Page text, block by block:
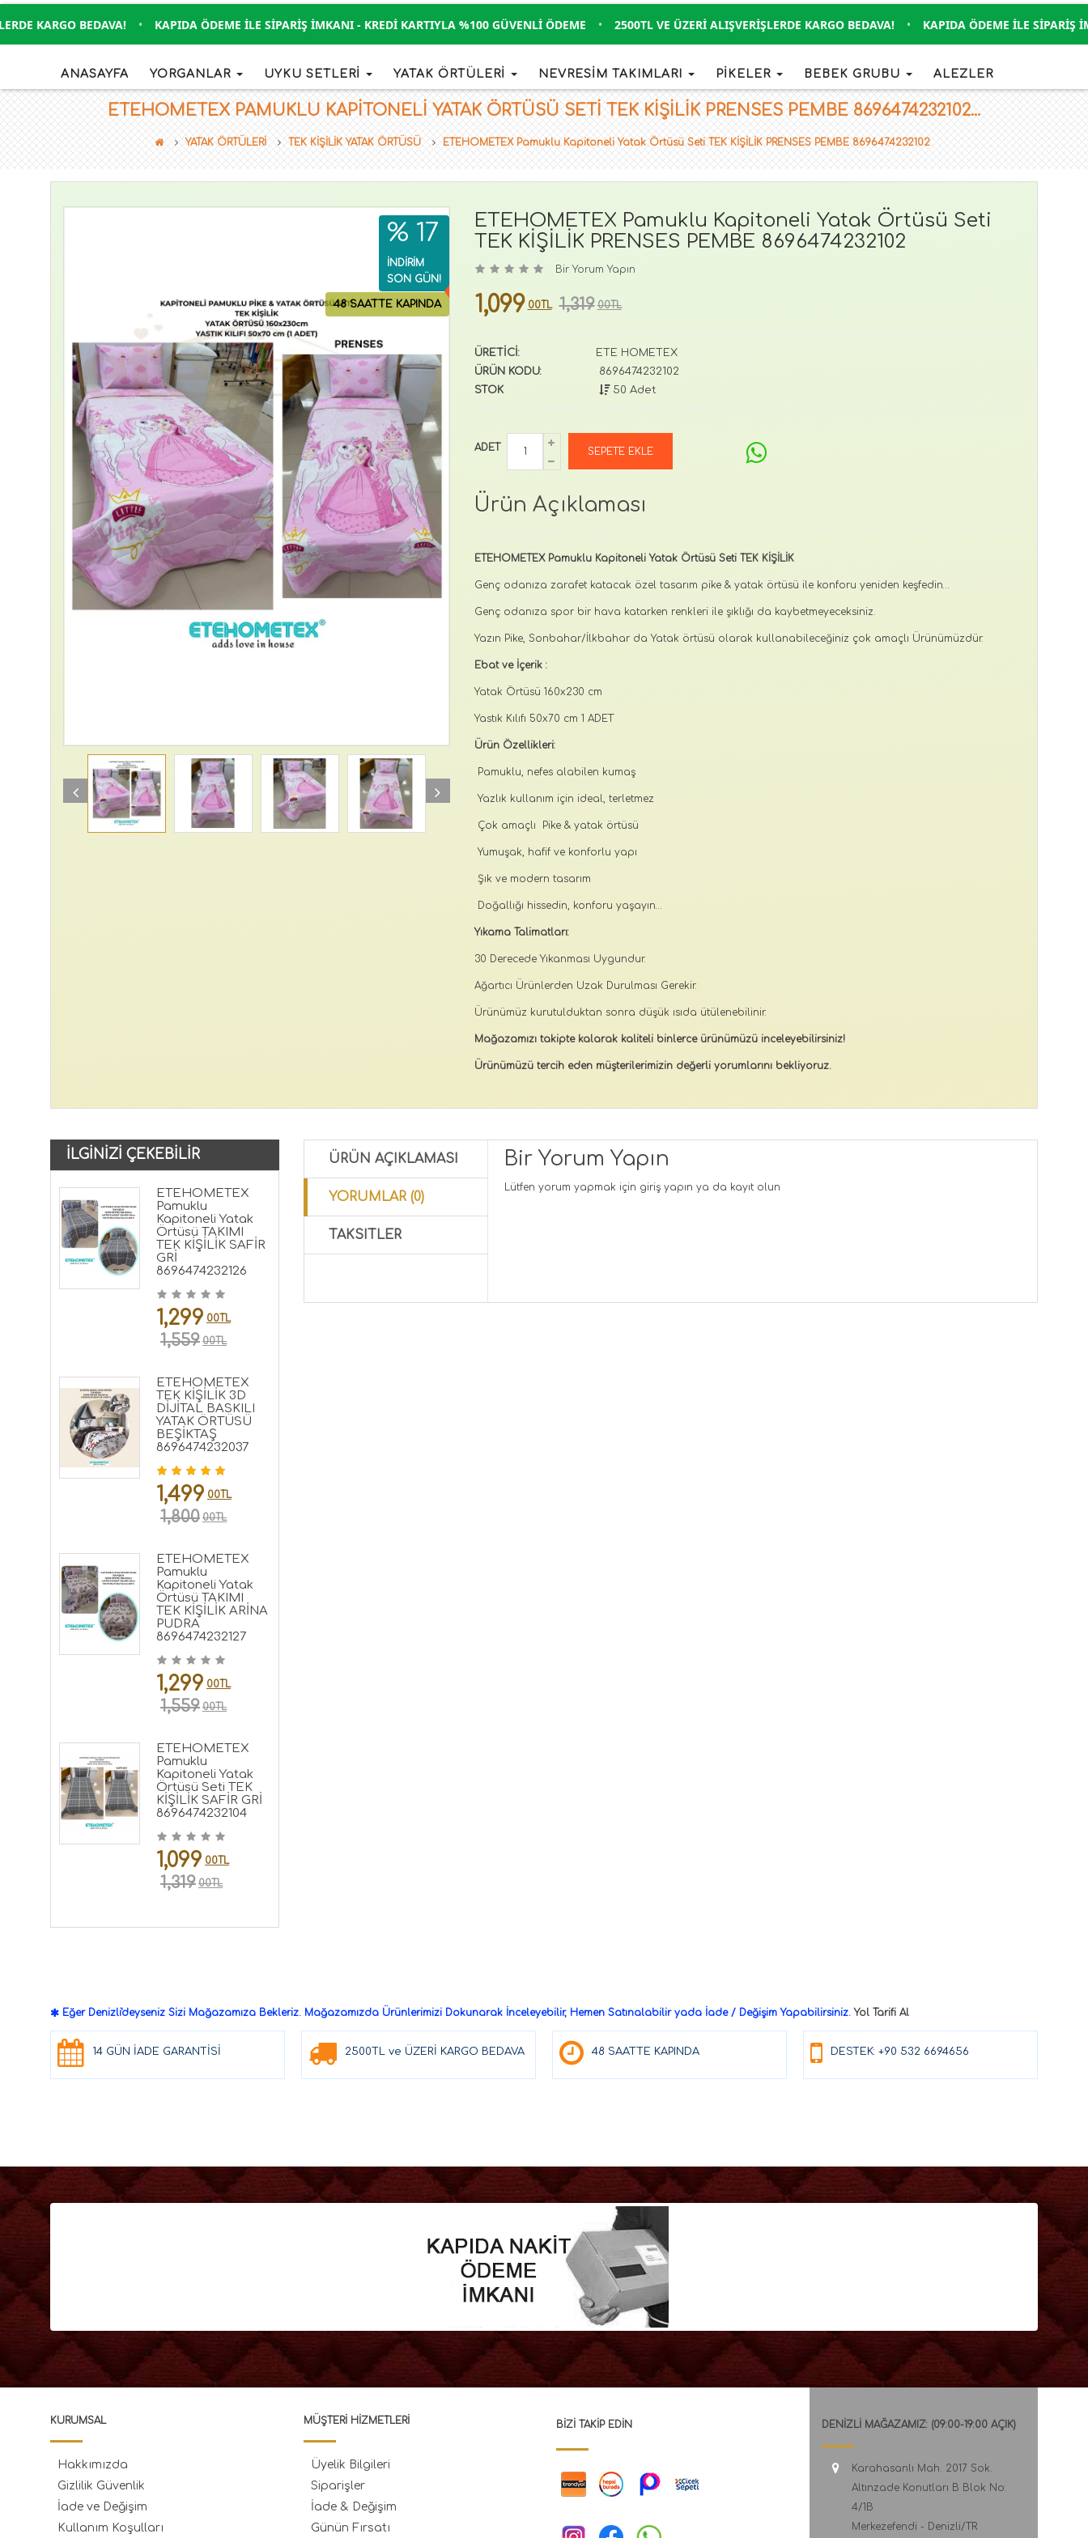
KARGO BEDAVA! • KAPIDA ÖDEME İLE SIPARIŞ İMKANI - KREDI KARTIYLA %100 GÜVENLI ÖDEME • 2500TL VE ÜZERI ALIŞVERIŞLERDE KARGO BEDAVA! • KAPIDA ÖDEME İLE SIPARIŞ
ANASAYFA YORGANLAR UYKU SETLERİ YATAK ÖRTÜLERİ NEVRESİM TAKIMLARI PİKELER BEBEK GRUBU ALEZLER
ETEHOMETEX PAMUKLU KAPITONELI YATAK ÖRTÜSÜ SETI TEK KİŞİLİK PRENSES PEMBE 8696474232102...
YATAK ÖRTÜLERİ TEK KİŞİLİK YATAK ÖRTÜSÜ ETEHOMETEX Pamuklu Kapitoneli Yatak Örtüsü Seti TEK KİŞİLİK PRENSES PEMBE 8696474232102
48 SAATTE KAPINDA
% 17
İNDİRİM
SON GÜN!
ETEHOMETEX Pamuklu Kapitoneli Yatak Örtüsü Seti
TEK KİŞİLİK PRENSES PEMBE 8696474232102
Bir Yorum Yapın
1,099 00TL 1,319 00TL
ÜRETİCİ:
ETE HOMETEX
ÜRÜN KODU:
8696474232102
STOK
50 Adet
ADET
Ürün Açıklaması
ETEHOMETEX Pamuklu Kapitoneli Yatak Örtüsü Seti TEK KİŞİLİK
Genç odanıza zarafet katacak özel tasarım pike & yatak örtüsü ile konforu yeniden keşfedin…
Genç odanıza spor bir hava katarken renkleri ile şıklığı da kaybetmeyeceksiniz.
Yazın Pike, Sonbahar/İlkbahar da Yatak örtüsü olarak kullanabileceğiniz çok amaçlı Ürünümüzdür.
Ebat ve İçerik :
Yatak Örtüsü 160x230 cm
Yastık Kılıfı 50x70 cm 1 ADET
Ürün Özellikleri:
Pamuklu, nefes alabilen kumaş
Yazlık kullanım için ideal, terletmez
Çok amaçlı Pike & yatak örtüsü
Yumuşak, hafif ve konforlu yapı
Şık ve modern tasarım
Doğallığı hissedin, konforu yaşayın…
Yıkama Talimatları:
30 Derecede Yıkanması Uygundur.
Ağartıcı Ürünlerden Uzak Durulması Gerekir.
Ürünümüz kurutulduktan sonra düşük ısıda ütülenebilinir.
Mağazamızı takipte kalarak kaliteli binlerce ürünümüzü inceleyebilirsiniz!
Ürünümüzü tercih eden müşterilerimizin değerli yorumlarını bekliyoruz.
İLGINIZI ÇEKEBILIR
ETEHOMETEX
Pamuklu
Kapitoneli Yatak
Örtüsü TAKIMI
TEK KİŞİLİK SAFİR
GRİ
8696474232126
1,299 00TL
1,559 00TL
ETEHOMETEX
TEK KİŞİLİK 3D
DİJİTAL BASKILI
YATAK ÖRTÜSÜ
BEŞİKTAŞ
8696474232037
1,499 00TL
1,800 00TL
ETEHOMETEX
Pamuklu
Kapitoneli Yatak
Örtüsü TAKIMI
TEK KİŞİLİK ARİNA
PUDRA
8696474232127
1,299 00TL
1,559 00TL
ETEHOMETEX
Pamuklu
Kapitoneli Yatak
Örtüsü Seti TEK
KİŞİLİK SAFİR GRİ
8696474232104
1,099 00TL
1,319 00TL
ÜRÜN AÇIKLAMASI
YORUMLAR (0)
TAKSITLER
Bir Yorum Yapın
Lütfen yorum yapmak için giriş yapın ya da kayıt olun
Eğer Denizli'deyseniz Sizi Mağazamıza Bekleriz. Mağazamızda Ürünlerimizi Dokunarak İnceleyebilir, Hemen Satınalabilir yada İade / Değişim Yapabilirsiniz. Yol Tarifi Al
14 GÜN İADE GARANTİSİ 2500TL ve ÜZERİ KARGO BEDAVA 48 SAATTE KAPINDA DESTEK: +90 532 6694656
KURUMSAL
Hakkımızda
Gizlilik Güvenlik
İade ve Değişim
Kullanım Koşulları
MÜŞTERI HIZMETLERI
Üyelik Bilgileri
Siparişler
İade & Değişim
Günün Fırsatı
BIZI TAKIP EDIN DENİZLİ MAĞAZAMIZ: (09:00-19:00 AÇIK)
Karahasanlı Mah. 2017 Sok.
Altınzade Konutları B Blok No:
4/1B
Merkezefendi - Denizli/TR